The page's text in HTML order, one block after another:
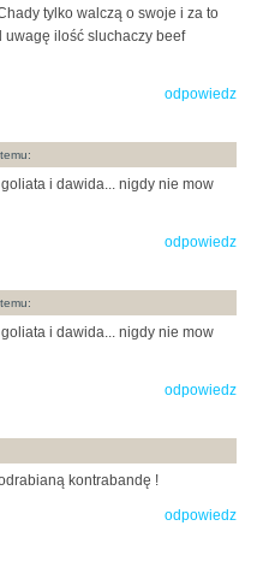
tylko walczą o swoje i za to
uwagę ilość sluchaczy beef
odpowiedz
i dawida... nigdy nie mow
odpowiedz
i dawida... nigdy nie mow
odpowiedz
kontrabandę !
odpowiedz